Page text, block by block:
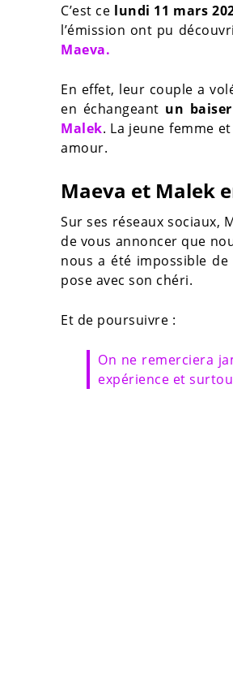
C’est ce lundi 11 mars
l’émission ont pu
Maeva.
En effet, leur couple a
en échangeant un
Malek. La jeune femme
amour.
Maeva et Malek
Sur ses réseaux sociaux,
de vous annoncer que
nous a été impossible
pose avec son chéri.
Et de poursuivre :
On ne remerciera
expérience et